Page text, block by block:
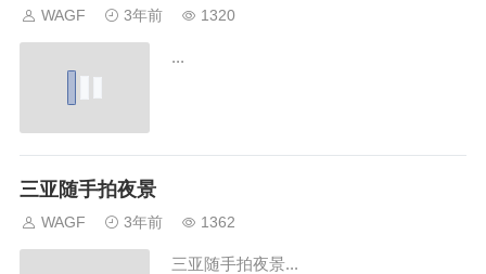
WAGF 3年前 1320
...
三亚随手拍夜景
WAGF 3年前 1362
三亚随手拍夜景...